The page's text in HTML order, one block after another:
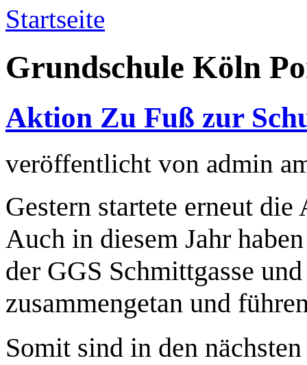
Startseite
Grundschule Köln
Aktion Zu Fuß zur
veröffentlicht von admin
Gestern startete erneut
Auch in diesem Jahr
der GGS Schmittgasse
zusammengetan und
Somit sind in den